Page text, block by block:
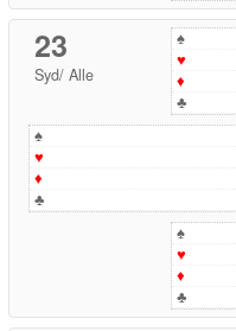
23
Syd/ Alle
♠
♥
♦
♣
♠
♥
♦
♣
♠
♥
♦
♣